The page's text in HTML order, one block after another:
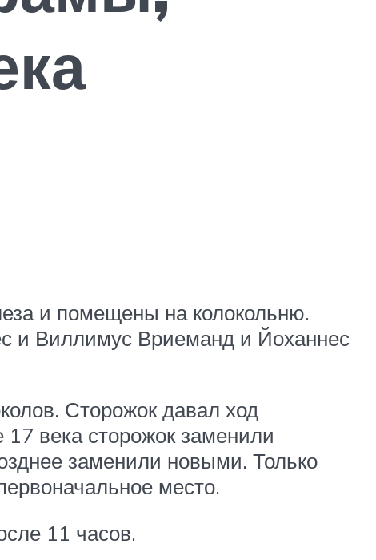
и помещены на колокольню.
и Виллимус Вриеманд и Йоханнес
Сторожок давал ход
17 века сторожок заменили
заменили новыми. Только
место.
11 часов.